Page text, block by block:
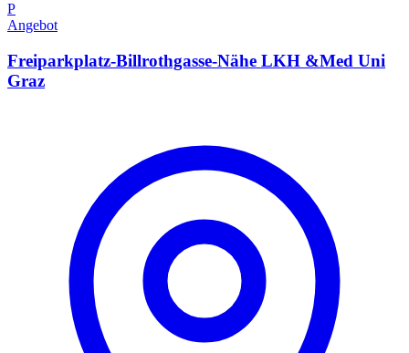
P
Angebot
Freiparkplatz-Billrothgasse-Nähe LKH &Med Uni
Graz